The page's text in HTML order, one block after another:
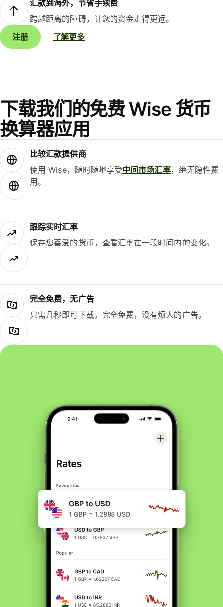
汇款到海外，节省手续费
跨越距离的障碍，让您的资金走得更远。
注册
了解更多
下载我们的免费 Wise 货币
换算器应用
比较汇款提供商
使用 Wise，随时随地享受中间市场汇率，绝无隐性费
用。
跟踪实时汇率
保存您喜爱的货币，查看汇率在一段时间内的变化。
完全免费，无广告
只需几秒即可下载。完全免费，没有烦人的广告。